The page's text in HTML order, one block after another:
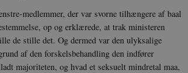
medlemmer, der var svorne tilhængere af baal
op og erklærede, at trak ministeren
de stille det. Og dermed var den ulyksalige
af den forskelsbehandling den indfører
majoriteten, og hvad et seksuelt mindretal maa,